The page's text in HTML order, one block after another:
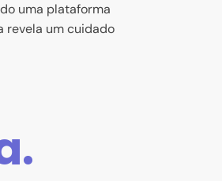
uma plataforma
revela um cuidado